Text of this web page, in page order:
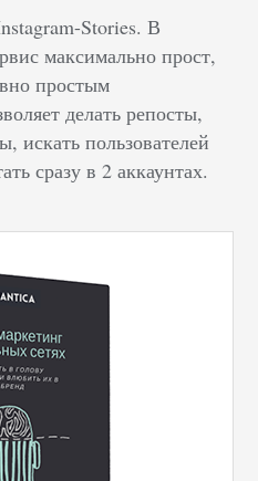
Stories. В
максимально прост,
простым
делать репосты,
искать пользователей
сразу в 2 аккаунтах.